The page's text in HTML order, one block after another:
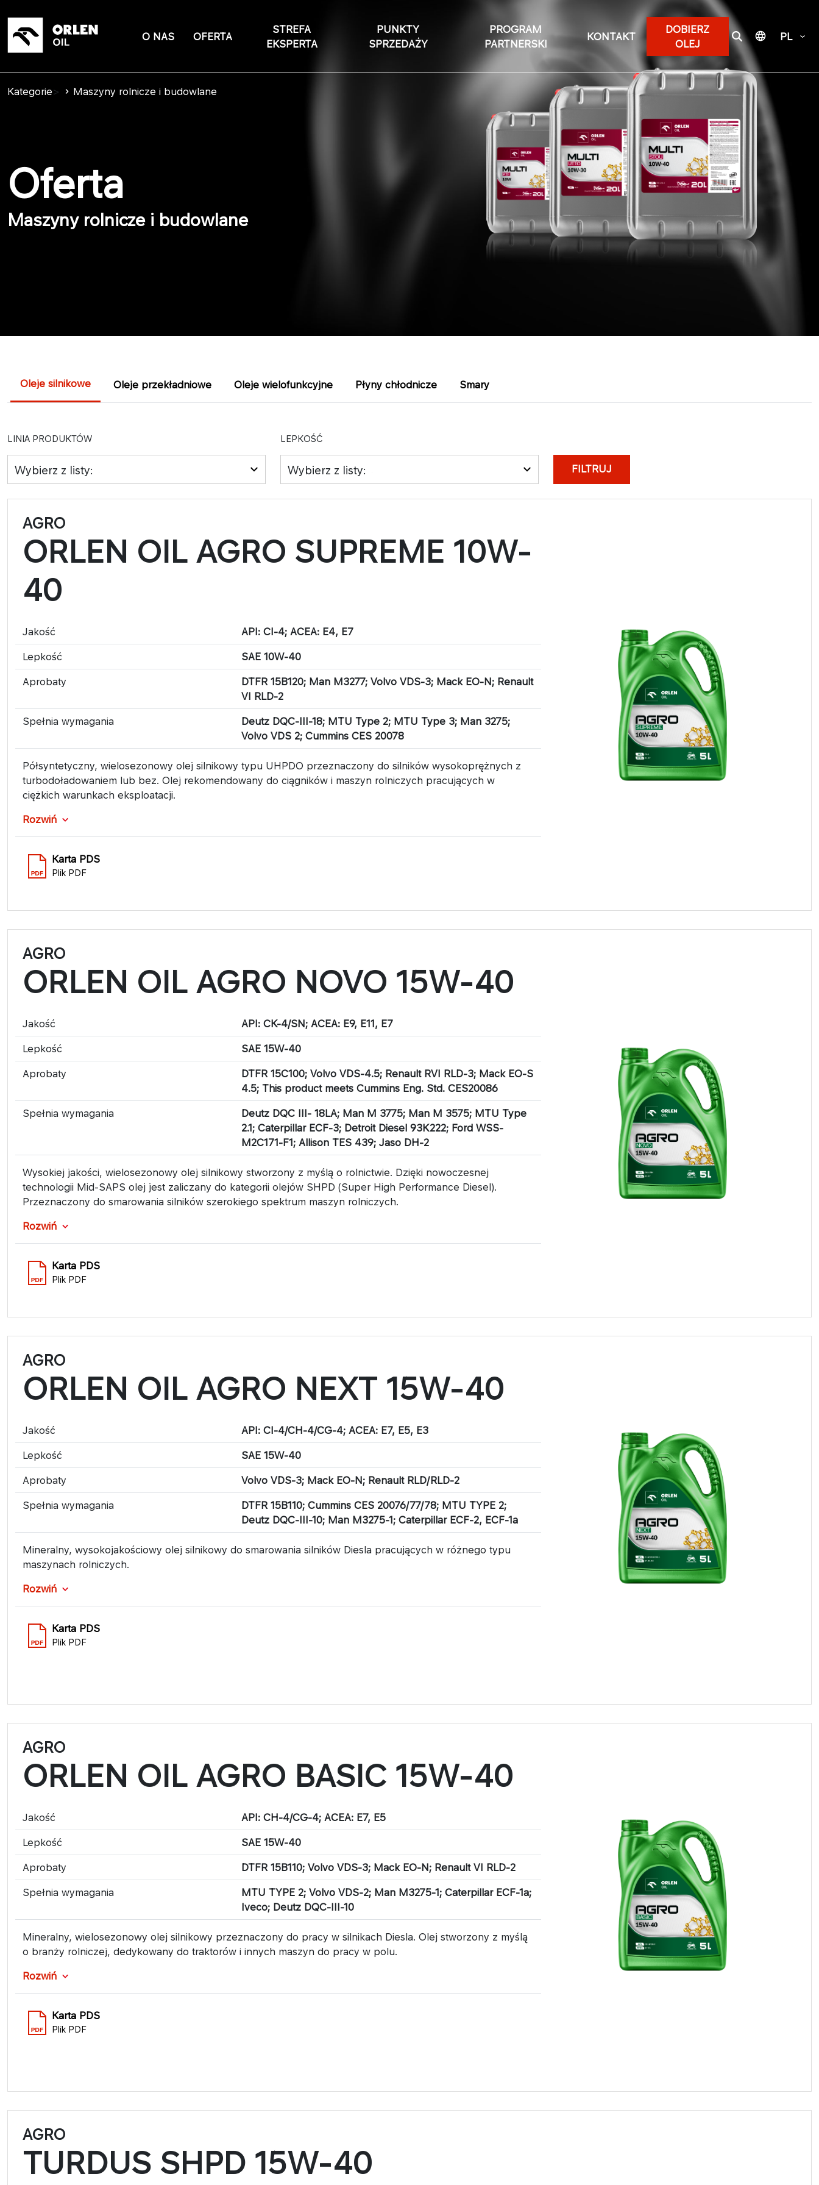
O NAS OFERTA
STREFA
EKSPERTA
PUNKTY
SPRZEDAŻY
PROGRAM
PARTNERSKI
KONTAKT
DOBIERZ
OLEJ
PL
Kategorie> Maszyny rolnicze i budowlane
Oferta
Maszyny rolnicze i budowlane
Oleje silnikowe Oleje przekładniowe Oleje wielofunkcyjne Płyny chłodnicze Smary
LINIA PRODUKTÓW
Wybierz z listy:
LEPKOŚĆ
Wybierz z listy: FILTRUJ
AGRO
ORLEN OIL AGRO SUPREME 10W-
40
Jakość API: CI-4; ACEA: E4, E7
Lepkość SAE 10W-40
Aprobaty
DTFR 15B120; Man M3277; Volvo VDS-3; Mack EO-N; Renault
VI RLD-2
Spełnia wymagania
Deutz DQC-III-18; MTU Type 2; MTU Type 3; Man 3275;
Volvo VDS 2; Cummins CES 20078
Półsyntetyczny, wielosezonowy olej silnikowy typu UHPDO przeznaczony do silników wysokoprężnych z
turbodoładowaniem lub bez. Olej rekomendowany do ciągników i maszyn rolniczych pracujących w
ciężkich warunkach eksploatacji.
Rozwiń
Karta PDS
Plik PDF
AGRO
ORLEN OIL AGRO NOVO 15W-40
Jakość API: CK-4/SN; ACEA: E9, E11, E7
Lepkość SAE 15W-40
Aprobaty
DTFR 15C100; Volvo VDS-4.5; Renault RVI RLD-3; Mack EO-S
4.5; This product meets Cummins Eng. Std. CES20086
Spełnia wymagania
Deutz DQC III- 18LA; Man M 3775; Man M 3575; MTU Type
2.1; Caterpillar ECF-3; Detroit Diesel 93K222; Ford WSS-
M2C171-F1; Allison TES 439; Jaso DH-2
Wysokiej jakości, wielosezonowy olej silnikowy stworzony z myślą o rolnictwie. Dzięki nowoczesnej
technologii Mid-SAPS olej jest zaliczany do kategorii olejów SHPD (Super High Performance Diesel).
Przeznaczony do smarowania silników szerokiego spektrum maszyn rolniczych.
Rozwiń
Karta PDS
Plik PDF
AGRO
ORLEN OIL AGRO NEXT 15W-40
Jakość API: CI-4/CH-4/CG-4; ACEA: E7, E5, E3
Lepkość SAE 15W-40
Aprobaty Volvo VDS-3; Mack EO-N; Renault RLD/RLD-2
Spełnia wymagania
DTFR 15B110; Cummins CES 20076/77/78; MTU TYPE 2;
Deutz DQC-III-10; Man M3275-1; Caterpillar ECF-2, ECF-1a
Mineralny, wysokojakościowy olej silnikowy do smarowania silników Diesla pracujących w różnego typu
maszynach rolniczych.
Rozwiń
Karta PDS
Plik PDF
AGRO
ORLEN OIL AGRO BASIC 15W-40
Jakość API: CH-4/CG-4; ACEA: E7, E5
Lepkość SAE 15W-40
Aprobaty DTFR 15B110; Volvo VDS-3; Mack EO-N; Renault VI RLD-2
Spełnia wymagania
MTU TYPE 2; Volvo VDS-2; Man M3275-1; Caterpillar ECF-1a;
Iveco; Deutz DQC-III-10
Mineralny, wielosezonowy olej silnikowy przeznaczony do pracy w silnikach Diesla. Olej stworzony z myślą
o branży rolniczej, dedykowany do traktorów i innych maszyn do pracy w polu.
Rozwiń
Karta PDS
Plik PDF
AGRO
TURDUS SHPD 15W-40